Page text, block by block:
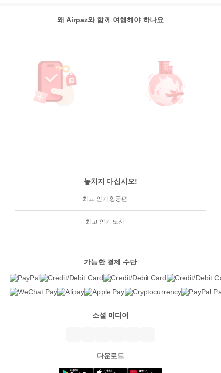
왜 Airpaz와 함께 여행해야 하나요
놓치지 마십시오!
최고 인기 항공편
최고 인기 노선
가능한 결제 수단
소셜 미디어
다운로드